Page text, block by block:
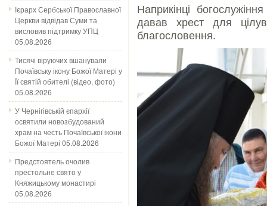
Ієрарх Сербської Православної
Церкви відвідав Суми та
висловив підтримку УПЦ
05.08.2026
Тисячі віруючих вшанували
Почаївську ікону Божої Матері у
Її святій обителі (відео, фото)
05.08.2026
У Чернігівській єпархії
освятили новозбудований
храм на честь Почаївської ікони
Божої Матері 05.08.2026
Предстоятель очолив
престольне свято у
Княжицькому монастирі
05.08.2026
Наприкінці
давав хрест для
благословення.